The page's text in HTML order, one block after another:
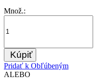
Množ.:
Kúpiť
Pridať k Obľúbeným
ALEBO